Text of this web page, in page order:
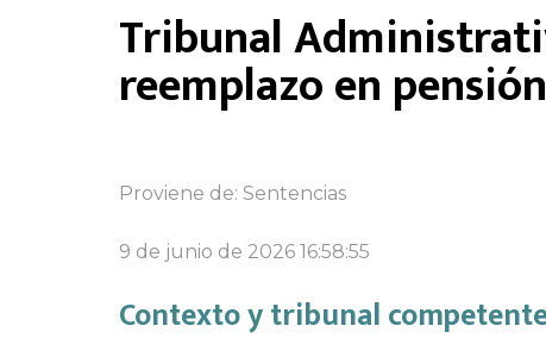
Tribunal
reemplazo en
Proviene de: Sentencias
9 de junio de 2026 16:58:55
Contexto y tribunal